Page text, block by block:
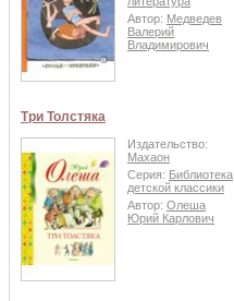
Автор: Медведев
Валерий
Владимирович
Три Толстяка
Издательство:
Махаон
Серия: Библиотека
детской классики
Автор: Олеша
Юрий Карлович